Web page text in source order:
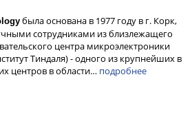
была основана в 1977 году в г. Корк,
сотрудниками из близлежащего
центра микроэлектроники
Тиндаля) - одного из крупнейших в
центров в области… подробнее